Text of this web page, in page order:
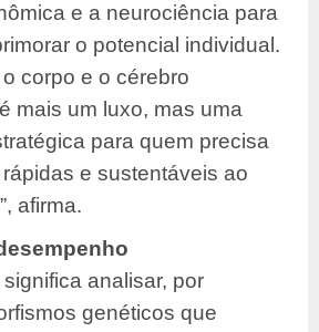
e a neurociência para
o potencial individual.
corpo e o cérebro
mais um luxo, mas uma
para quem precisa
e sustentáveis ao
afirma.
analisar, por
genéticos que